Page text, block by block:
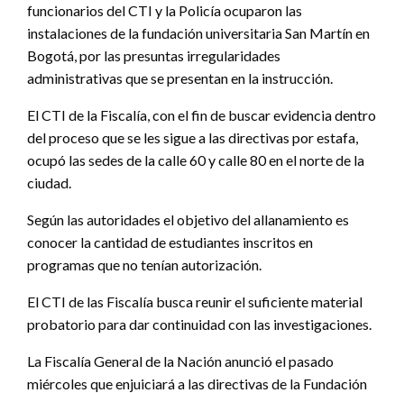
funcionarios del CTI y la Policía ocuparon las
instalaciones de la fundación universitaria San Martín en
Bogotá, por las presuntas irregularidades
administrativas que se presentan en la instrucción.
El CTI de la Fiscalía, con el fin de buscar evidencia dentro
del proceso que se les sigue a las directivas por estafa,
ocupó las sedes de la calle 60 y calle 80 en el norte de la
ciudad.
Según las autoridades el objetivo del allanamiento es
conocer la cantidad de estudiantes inscritos en
programas que no tenían autorización.
El CTI de las Fiscalía busca reunir el suficiente material
probatorio para dar continuidad con las investigaciones.
La Fiscalía General de la Nación anunció el pasado
miércoles que enjuiciará a las directivas de la Fundación